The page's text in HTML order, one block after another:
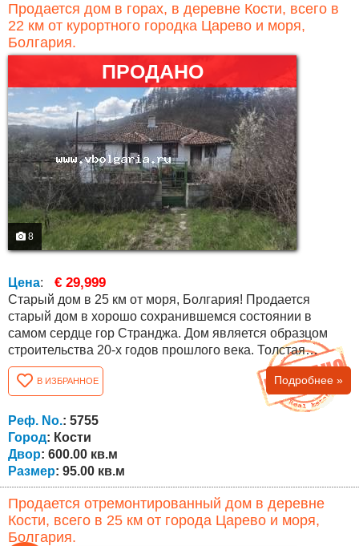
Продается дом в горах, в деревне Кости, всего в
22 км от курортного городка Царево и моря,
Болгария.
ПРОДАНО
8
Цена: € 29,999
Старый дом в 25 км от моря, Болгария! Продается
старый дом в хорошо сохранившемся состоянии в
самом сердце гор Странджа. Дом является образцом
строительства 20-х годов прошлого века. Толстая
каменная стена на первом этаже, дубовые балки и
массивные кирпичные стены. Крыша с турецкой
черепицей, осмотренная и прочная. Очень хорошее
расположение недвижимости, почти в центре деревни с
красивой панорамой на церковь, центр и горы. Дом...
В ИЗБРАННОЕ Подробнее »
Реф. No.: 5755
Город: Кости
Двор: 600.00 кв.м
Размер: 95.00 кв.м
Продается отремонтированный дом в деревне
Кости, всего в 25 км от города Царево и моря,
Болгария.